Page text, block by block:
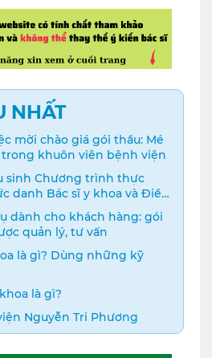
NHẤT
mời chào giá gói thầu: Mé
khuôn viên bệnh viện
sinh Chương trình thực
danh Bác sĩ y khoa và Điều
dành cho khách hàng: gói
quản lý, tư vấn
là gì? Dùng những kỹ
là gì?
Nguyễn Tri Phương